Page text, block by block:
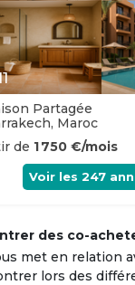
Partagée
Maroc
de 1 750 €/mois
Voir les 247
des co-
met en relation
lors des